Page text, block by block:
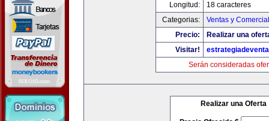
Longitud:
18 caracteres
Categorias:
Ventas y
Precio:
Realizar una
Visitar!
Serán consideradas
Realizar una Oferta